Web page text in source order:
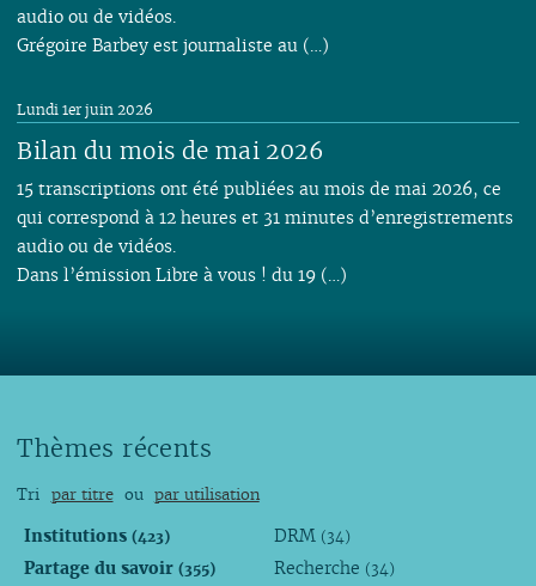
audio ou de vidéos.
Grégoire Barbey est journaliste au (…)
Bilan du mois de mai 2026
Lundi 1er juin 2026
15 transcriptions ont été publiées au mois de mai 2026, ce
qui correspond à 12 heures et 31 minutes d’enregistrements
audio ou de vidéos.
Dans l’émission Libre à vous ! du 19 (…)
Thèmes récents
Tri par titre ou par utilisation
Institutions (423)
Partage du savoir (355)
DRM (34)
Recherche (34)